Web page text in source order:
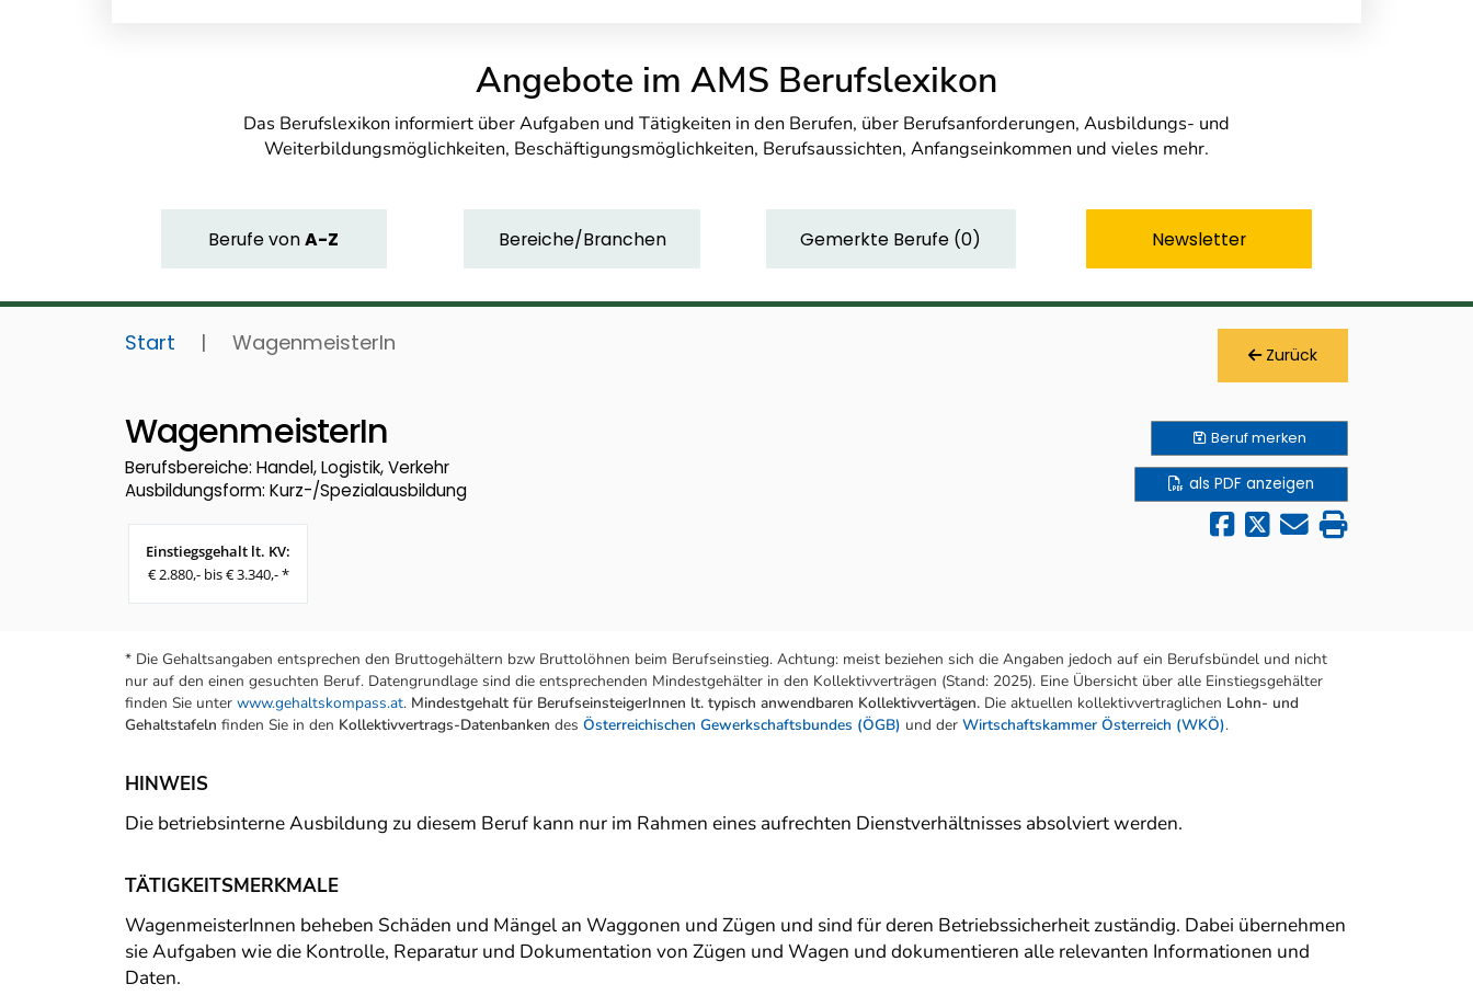
Angebote im AMS Berufslexikon
Das Berufslexikon informiert über Aufgaben und Tätigkeiten in den Berufen, über Berufsanforderungen, Ausbildungs- und
Weiterbildungsmöglichkeiten, Beschäftigungsmöglichkeiten, Berufsaussichten, Anfangseinkommen und vieles mehr.
BerufevonA-Z Bereiche/Branchen Gemerkte Berufe (0) Newsletter
Start | WagenmeisterIn Zurück
WagenmeisterIn
Berufsbereiche: Handel, Logistik, Verkehr
Ausbildungsform: Kurz-/Spezialausbildung
Einstiegsgehalt lt. KV:
€ 2.880,- bis € 3.340,- *
Berufmerken
als PDF anzeigen
* Die Gehaltsangaben entsprechen den Bruttogehältern bzw Bruttolöhnen beim Berufseinstieg. Achtung: meist beziehen sich die Angaben jedoch auf ein Berufsbündel und nicht
nur auf den einen gesuchten Beruf. Datengrundlage sind die entsprechenden Mindestgehälter in den Kollektivverträgen (Stand: 2025). Eine Übersicht über alle Einstiegsgehälter
finden Sie unter www.gehaltskompass.at. Mindestgehalt für BerufseinsteigerInnen lt. typisch anwendbaren Kollektivvertägen. Die aktuellen kollektivvertraglichen Lohn- und
Gehaltstafeln finden Sie in den Kollektivvertrags-Datenbanken des Österreichischen Gewerkschaftsbundes (ÖGB) und der Wirtschaftskammer Österreich (WKÖ).
HINWEIS
Die betriebsinterne Ausbildung zu diesem Beruf kann nur im Rahmen eines aufrechten Dienstverhältnisses absolviert werden.
TÄTIGKEITSMERKMALE
WagenmeisterInnen beheben Schäden und Mängel an Waggonen und Zügen und sind für deren Betriebssicherheit zuständig. Dabei übernehmen
sie Aufgaben wie die Kontrolle, Reparatur und Dokumentation von Zügen und Wagen und dokumentieren alle relevanten Informationen und
Daten.